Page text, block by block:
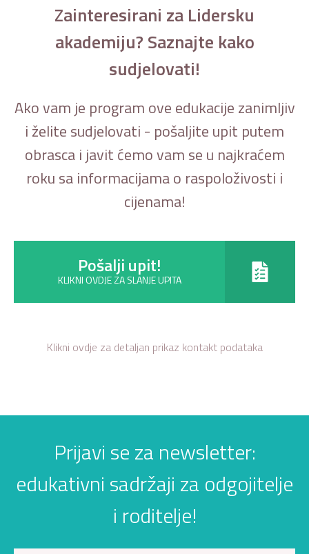
Zainteresirani za Lidersku
akademiju? Saznajte kako
sudjelovati!
Ako vam je program ove edukacije zanimljiv
i želite sudjelovati - pošaljite upit putem
obrasca i javit ćemo vam se u najkraćem
roku sa informacijama o raspoloživosti i
cijenama!
Pošalji upit!
KLIKNI OVDJE ZA SLANJE UPITA
Klikni ovdje za detaljan prikaz kontakt podataka
Prijavi se za newsletter:
edukativni sadržaji za odgojitelje
i roditelje!